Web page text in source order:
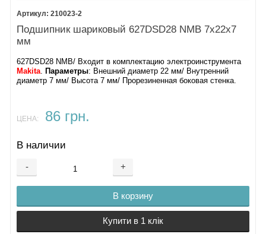
210023-2
Подшипник шариковый 627DSD28 NMB 7х22х7
мм
627DSD28 NMB/ Входит в комплектацию электроинструмента
Makita
Параметры: Внешний диаметр 22 мм/ Внутренний
диаметр 7 мм/ Высота 7 мм/ Прорезиненная боковая стенка.
ЦЕНА: 86 грн.
В наличии
- +
В корзину
Купити в 1 клік